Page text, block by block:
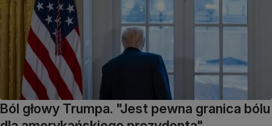
Ból głowy Trumpa. "Jest pewna granica bólu